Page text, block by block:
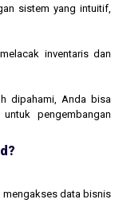
sistem yang intuitif,
inventaris dan
dipahami, Anda bisa
pengembangan
data bisnis